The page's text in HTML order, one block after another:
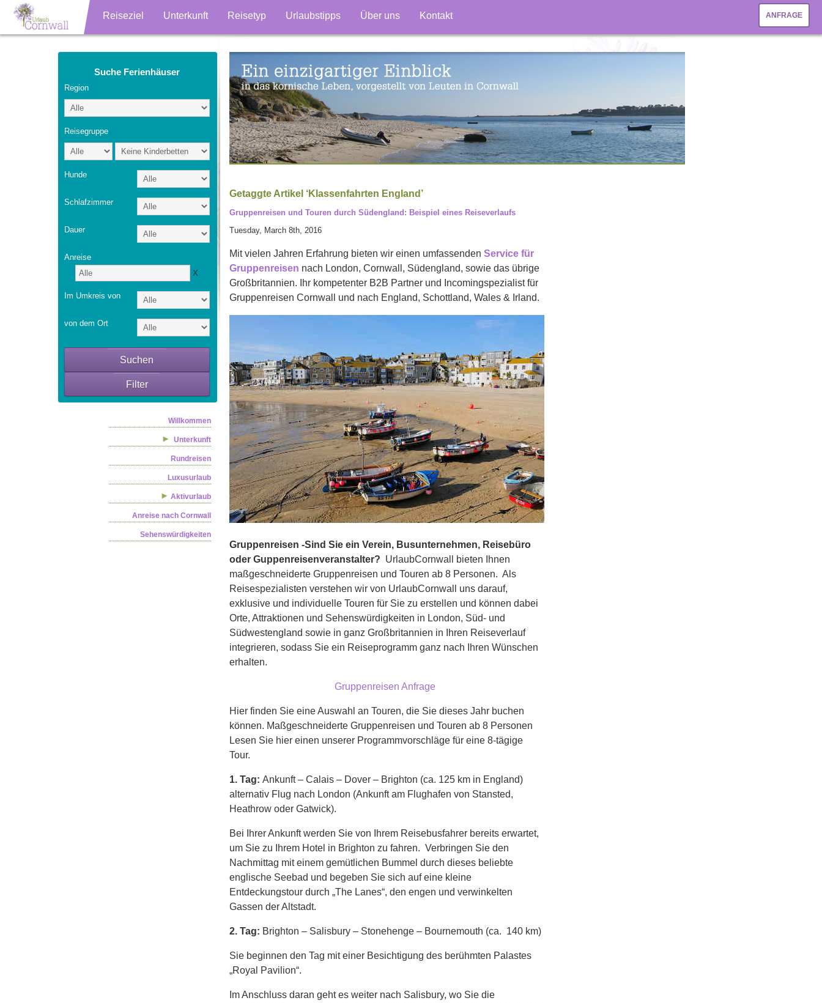
ANFRAGE
Reiseziel Unterkunft Reisetyp Urlaubstipps Über uns Kontakt
Suche Ferienhäuser
Region
Reisegruppe
Hunde
Schlafzimmer
Dauer
Anreise
X
Im Umkreis von
von dem Ort
Suchen
Filter
Willkommen
Unterkunft
Rundreisen
Luxusurlaub
Aktivurlaub
Anreise nach Cornwall
Sehenswürdigkeiten
Getaggte Artikel ‘Klassenfahrten England’
Gruppenreisen und Touren durch Südengland: Beispiel eines Reiseverlaufs
Tuesday, March 8th, 2016
Mit vielen Jahren Erfahrung bieten wir einen umfassenden Service für
Gruppenreisen nach London, Cornwall, Südengland, sowie das übrige
Großbritannien. Ihr kompetenter B2B Partner und Incomingspezialist für
Gruppenreisen Cornwall und nach England, Schottland, Wales & Irland.
Gruppenreisen -Sind Sie ein Verein, Busunternehmen, Reisebüro
oder Guppenreisenveranstalter? UrlaubCornwall bieten Ihnen
maßgeschneiderte Gruppenreisen und Touren ab 8 Personen. Als
Reisespezialisten verstehen wir von UrlaubCornwall uns darauf,
exklusive und individuelle Touren für Sie zu erstellen und können dabei
Orte, Attraktionen und Sehenswürdigkeiten in London, Süd- und
Südwestengland sowie in ganz Großbritannien in Ihren Reiseverlauf
integrieren, sodass Sie ein Reiseprogramm ganz nach Ihren Wünschen
erhalten.
Gruppenreisen Anfrage
Hier finden Sie eine Auswahl an Touren, die Sie dieses Jahr buchen
können. Maßgeschneiderte Gruppenreisen und Touren ab 8 Personen
Lesen Sie hier einen unserer Programmvorschläge für eine 8-tägige
Tour.
1. Tag: Ankunft – Calais – Dover – Brighton (ca. 125 km in England)
alternativ Flug nach London (Ankunft am Flughafen von Stansted,
Heathrow oder Gatwick).
Bei Ihrer Ankunft werden Sie von Ihrem Reisebusfahrer bereits erwartet,
um Sie zu Ihrem Hotel in Brighton zu fahren. Verbringen Sie den
Nachmittag mit einem gemütlichen Bummel durch dieses beliebte
englische Seebad und begeben Sie sich auf eine kleine
Entdeckungstour durch „The Lanes“, den engen und verwinkelten
Gassen der Altstadt.
2. Tag: Brighton – Salisbury – Stonehenge – Bournemouth (ca. 140 km)
Sie beginnen den Tag mit einer Besichtigung des berühmten Palastes
„Royal Pavilion“.
Im Anschluss daran geht es weiter nach Salisbury, wo Sie die